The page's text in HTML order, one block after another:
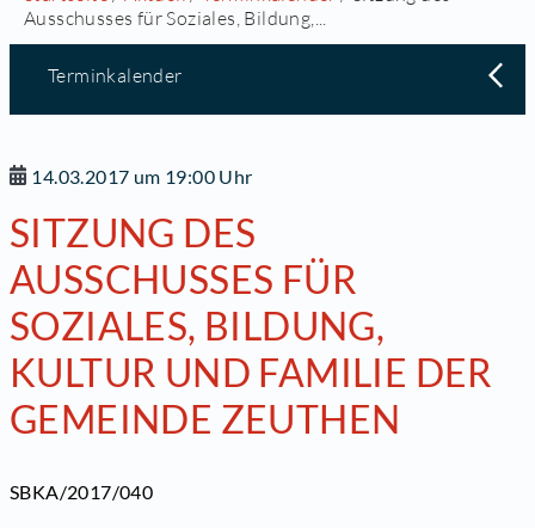
Ausschusses für Soziales, Bildung,...
Terminkalender
14.03.2017 um 19:00 Uhr
SITZUNG DES
AUSSCHUSSES FÜR
SOZIALES, BILDUNG,
KULTUR UND FAMILIE DER
GEMEINDE ZEUTHEN
SBKA/2017/040